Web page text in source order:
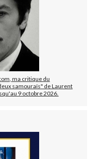
ma critique du
samouraïs" de Laurent
9 octobre 2026.